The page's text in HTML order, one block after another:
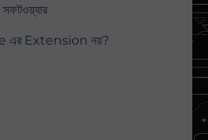
এর Extension নয়?